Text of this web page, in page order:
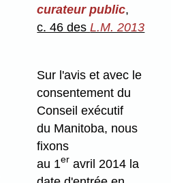
curateur public,
c. 46 desL.M. 2013
Sur l'avis et avec le
consentement du
Conseil exécutif
du Manitoba, nous
fixons
au 1er avril 2014 la